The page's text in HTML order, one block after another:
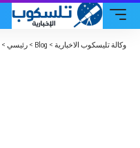
وكالة تليسكوب الاخبارية >
Blog
> رئيسي >